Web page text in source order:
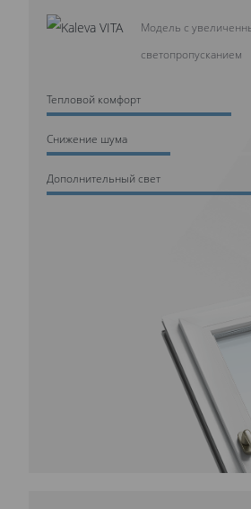
Модель с
светопропусканием
Тепловой комфорт
Cнижение шума
Дополнительный свет